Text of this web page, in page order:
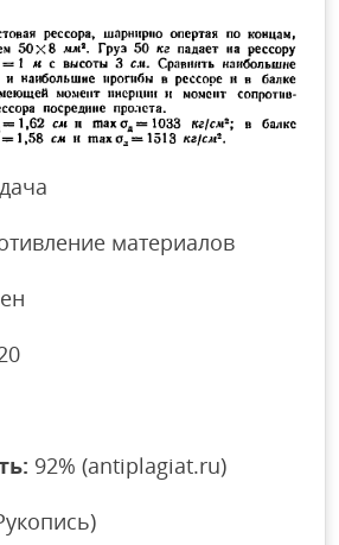
материалов
92% (antiplagiat.ru)